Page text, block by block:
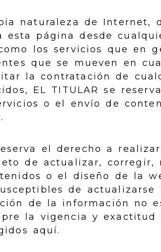
naturaleza de Internet,
esta página desde
los servicios que en
que se mueven en
la contratación de
EL TITULAR se
o el envío de
el derecho a
de actualizar, corregir,
o el diseño de la
de actualizarse
de la información no
la vigencia y
aquí.